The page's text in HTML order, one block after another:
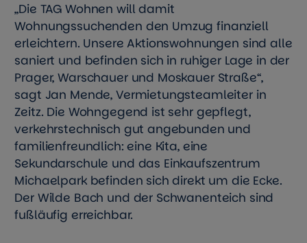
„Die TAG Wohnen will damit
Wohnungssuchenden den Umzug finanziell
erleichtern. Unsere Aktionswohnungen sind alle
saniert und befinden sich in ruhiger Lage in der
Prager, Warschauer und Moskauer Straße“,
sagt Jan Mende, Vermietungsteamleiter in
Zeitz. Die Wohngegend ist sehr gepflegt,
verkehrstechnisch gut angebunden und
familienfreundlich: eine Kita, eine
Sekundarschule und das Einkaufszentrum
Michaelpark befinden sich direkt um die Ecke.
Der Wilde Bach und der Schwanenteich sind
fußläufig erreichbar.